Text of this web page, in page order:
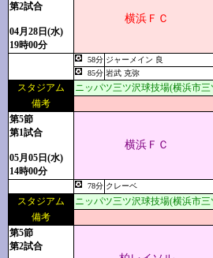
第2試合
04月28日(水)
19時00分
横浜ＦＣ
58分 ジャーメイン 良
85分 岩武 克弥
スタジアム
ニッパツ三ツ沢球技場(横浜市
備考
第5節
第1試合
05月05日(水)
14時00分
横浜ＦＣ
78分 クレーベ
スタジアム
ニッパツ三ツ沢球技場(横浜市
備考
第5節
第2試合